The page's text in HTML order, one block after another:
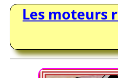
Les moteurs